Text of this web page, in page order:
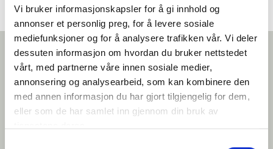
Vi bruker informasjonskapsler for å gi innhold og
annonser et personlig preg, for å levere sosiale
mediefunksjoner og for å analysere trafikken vår. Vi deler
dessuten informasjon om hvordan du bruker nettstedet
vårt, med partnerne våre innen sosiale medier,
annonsering og analysearbeid, som kan kombinere den
med annen informasjon du har gjort tilgjengelig for dem,
eller som de har samlet inn gjennom din bruk av
Vi tror du vil like dette